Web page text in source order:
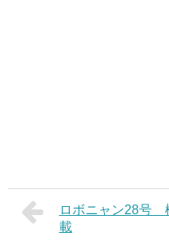
ロボニャン28号
載